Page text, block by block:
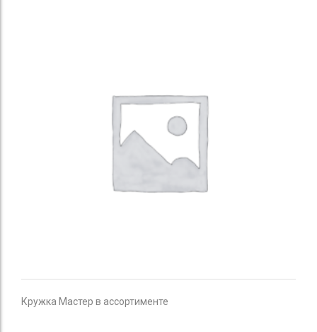
Кружка Мастер в ассортименте